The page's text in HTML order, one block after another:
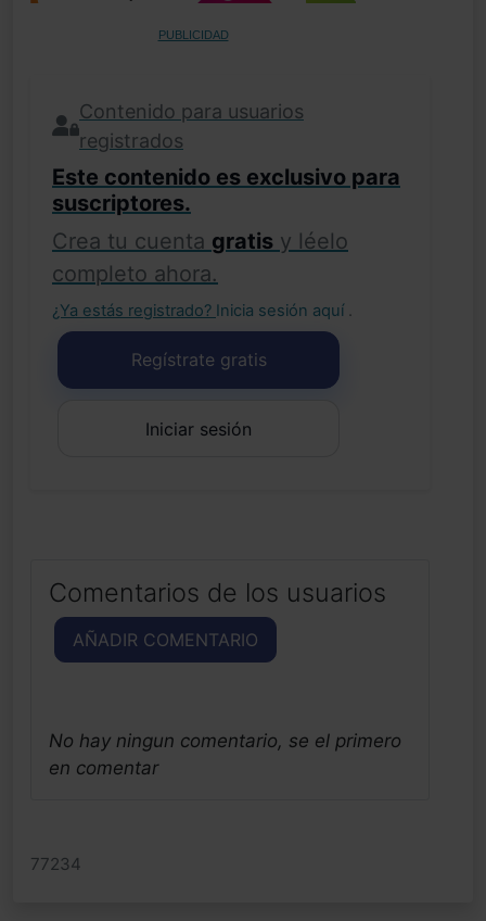
PUBLICIDAD
Contenido para usuarios
registrados
Este contenido es exclusivo para
suscriptores.
Crea tu cuenta gratis y léelo
completo ahora.
¿Ya estás registrado? Inicia sesión aquí .
Regístrate gratis
Iniciar sesión
Comentarios de los usuarios
AÑADIR COMENTARIO
No hay ningun comentario, se el primero
en comentar
77234